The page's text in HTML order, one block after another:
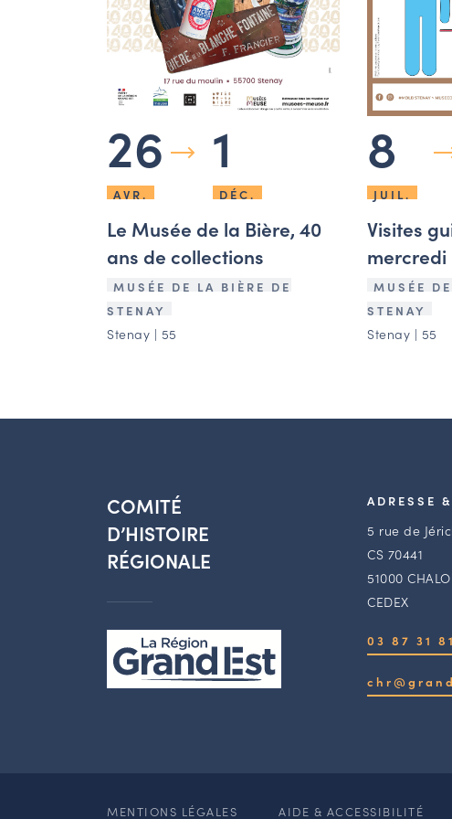
26
AVR.
1
DÉC.
Le Musée de la Bière, 40
ans de collections
MUSÉE DE LA BIÈRE DE
STENAY
Stenay | 55
8
JUIL.
Visites
mercredi
MUSÉE
STENAY
Stenay | 55
COMITÉ
D’HISTOIRE
RÉGIONALE
ADRESSE
5 rue de
CS 70441
51000
CEDEX
03 87 31
MENTIONS LÉGALES AIDE & ACCESSIBILITÉ